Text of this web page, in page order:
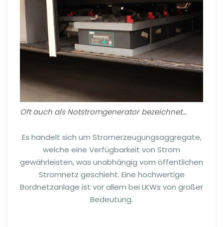
Oft auch als Notstromgenerator bezeichnet…
Es handelt sich um Stromerzeugungsaggregate,
welche eine Verfügbarkeit von Strom
gewährleisten, was unabhängig vom öffentlichen
Stromnetz geschieht. Eine hochwertige
Bordnetzanlage ist vor allem bei LKWs von großer
Bedeutung.